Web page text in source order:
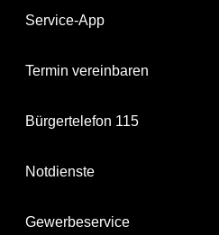
Service-App
Termin vereinbaren
Bürgertelefon 115
Notdienste
Gewerbeservice